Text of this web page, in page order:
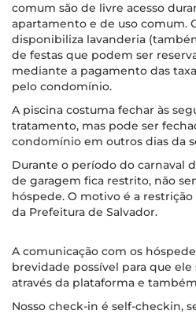
comum são de livre acesso
apartamento e de uso comum.
disponibiliza lavanderia
de festas que podem ser
mediante a pagamento das
pelo condomínio.
A piscina costuma fechar às
tratamento, mas pode ser
condomínio em outros dias da
Durante o período do carnaval
de garagem fica restrito, não
hóspede. O motivo é a
da Prefeitura de Salvador.
A comunicação com os
brevidade possível para que
através da plataforma e
Nosso check-in é self-checkin,